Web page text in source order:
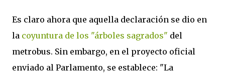
Es claro ahora que aquella declaración se dio en
la coyuntura de los "árboles sagrados" del
metrobus. Sin embargo, en el proyecto oficial
enviado al Parlamento, se establece: "La